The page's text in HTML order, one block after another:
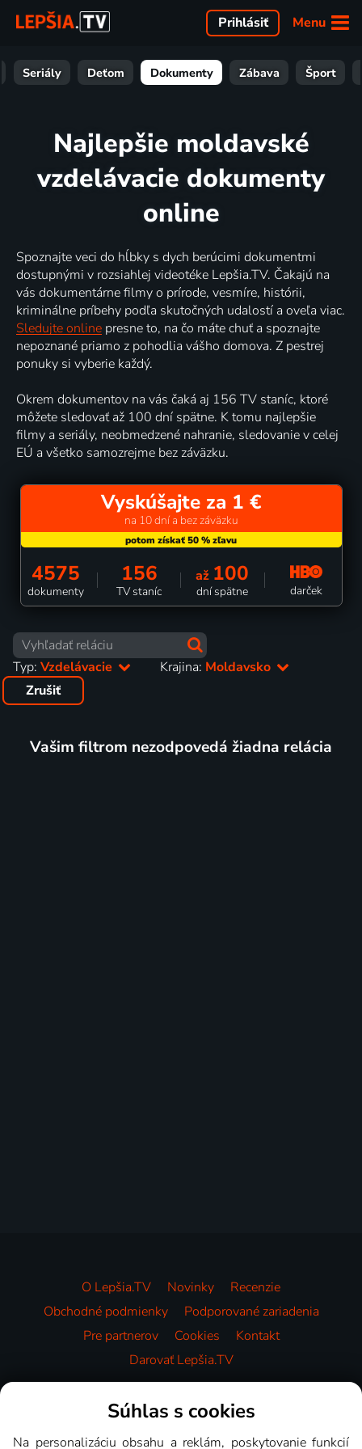
Menu
Prihlásiť
Seriály Deťom Dokumenty Zábava Šport
Najlepšie moldavské
vzdelávacie dokumenty
online
Spoznajte veci do hĺbky s dych berúcimi dokumentmi
dostupnými v rozsiahlej videotéke Lepšia.TV. Čakajú na
vás dokumentárne filmy o prírode, vesmíre, histórii,
kriminálne príbehy podľa skutočných udalostí a oveľa viac.
Sledujte online presne to, na čo máte chuť a spoznajte
nepoznané priamo z pohodlia vášho domova. Z pestrej
ponuky si vyberie každý.
Okrem dokumentov na vás čaká aj 156 TV staníc, ktoré
môžete sledovať až 100 dní spätne. K tomu najlepšie
filmy a seriály, neobmedzené nahranie, sledovanie v celej
EÚ a všetko samozrejme bez záväzku.
Vyskúšajte za 1 €
na 10 dní a bez záväzku
4575
dokumenty
156
TV staníc
až 100
dní spätne darček
Typ: Vzdelávacie Krajina: Moldavsko
Zrušiť
Vašim filtrom nezodpovedá žiadna relácia
O Lepšia.TV Novinky
Recenzie
Obchodné podmienky
Podporované zariadenia
Pre partnerov
Cookies
Kontakt
Darovať Lepšia.TV
Videotéka
Súhlas s cookies
Na personalizáciu obsahu a reklám, poskytovanie funkcií